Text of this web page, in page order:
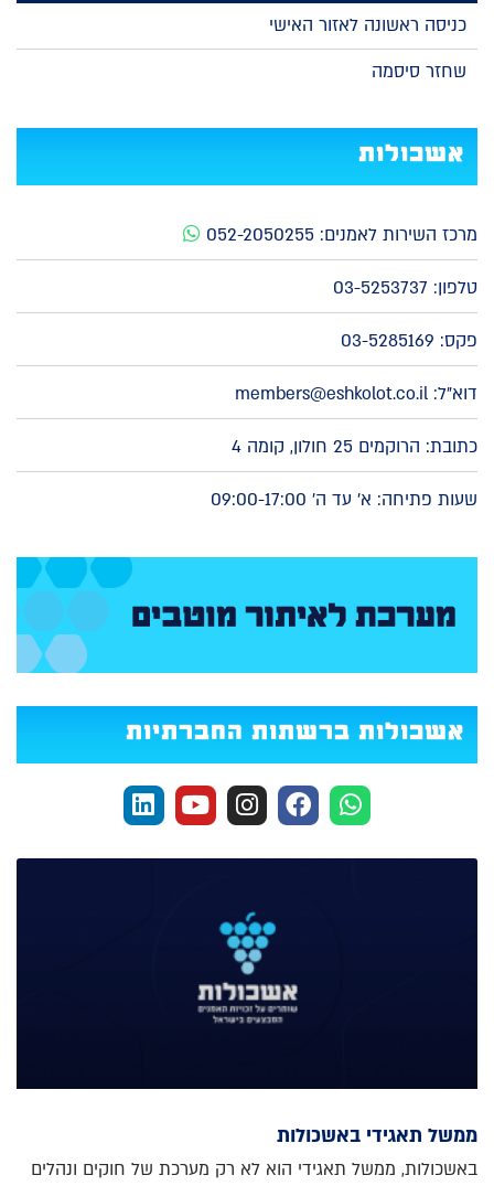
כניסה ראשונה לאזור האישי
שחזר סיסמה
אשכולות
מרכז השירות לאמנים: 052-2050255
טלפון: 03-5253737
פקס: 03-5285169
דוא"ל: members@eshkolot.co.il
כתובת: הרוקמים 25 חולון, קומה 4
שעות פתיחה: א' עד ה' 09:00-17:00
אשכולות ברשתות החברתיות
ממשל תאגידי באשכולות
באשכולות, ממשל תאגידי הוא לא רק מערכת של חוקים ונהלים